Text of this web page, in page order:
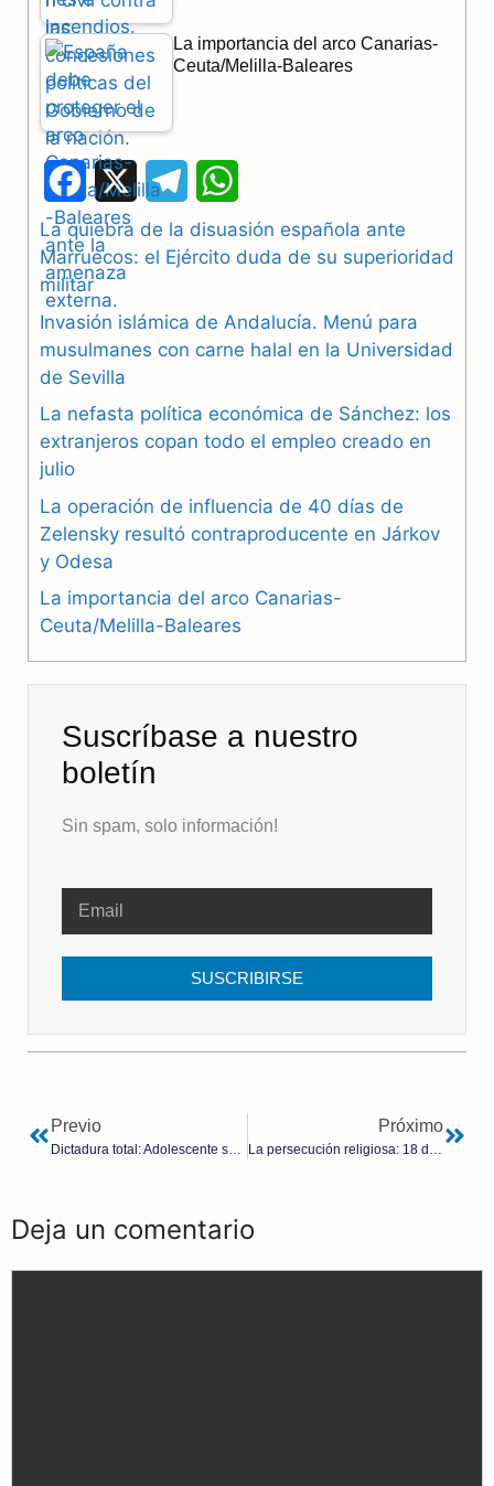
La importancia del arco Canarias-
Ceuta/Melilla-Baleares
F
a
c
e
b
o
o
X
e
l
g
a
h
a
s
p
La quiebra de la disuasión española ante
Marruecos: el Ejército duda de su superioridad
militar
Invasión islámica de Andalucía. Menú para
musulmanes con carne halal en la Universidad
de Sevilla
La nefasta política económica de Sánchez: los
extranjeros copan todo el empleo creado en
julio
La operación de influencia de 40 días de
Zelensky resultó contraproducente en Járkov
y Odesa
La importancia del arco Canarias-
Ceuta/Melilla-Baleares
Suscríbase a nuestro
boletín
Sin spam, solo información!
SUSCRIBIRSE
Previo Próximo
Deja un comentario